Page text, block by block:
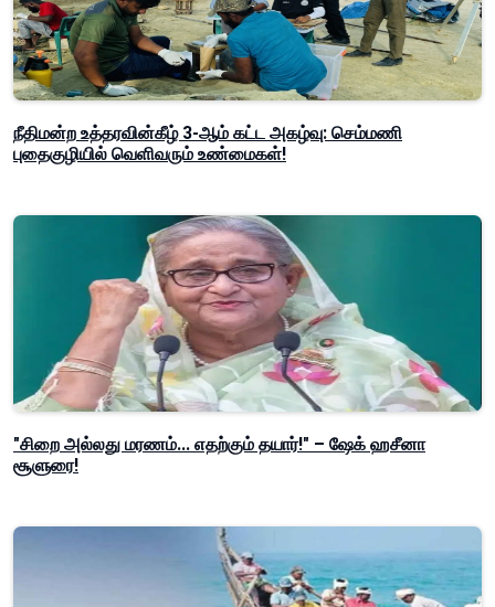
நீதிமன்ற உத்தரவின்கீழ் 3-ஆம் கட்ட அகழ்வு: செம்மணி
புதைகுழியில் வெளிவரும் உண்மைகள்!
"சிறை அல்லது மரணம்... எதற்கும் தயார்!" – ஷேக் ஹசீனா
சூளுரை!